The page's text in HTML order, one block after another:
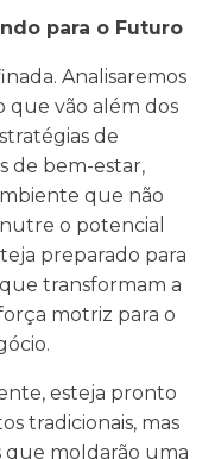
para o Futuro
Analisaremos
que vão além dos
de
de bem-estar,
que não
o potencial
preparado para
transformam a
motriz para o
esteja pronto
tradicionais, mas
que moldarão uma